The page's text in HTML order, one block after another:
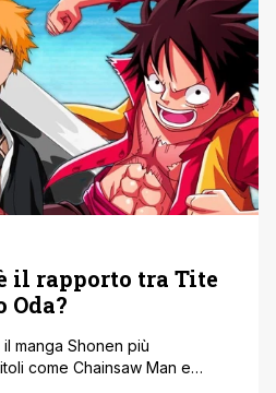
il rapporto tra Tite
Oda?
manga Shonen più
come Chainsaw Man e